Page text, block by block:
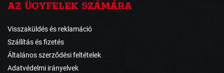
AZ ÜGYFELEK SZÁMÁRA
Visszaküldés és reklamáció
Szállítás és fizetés
Általános szerződési feltételek
Adatvédelmi irányelvek